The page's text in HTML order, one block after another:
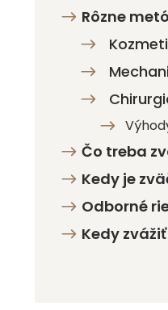
Rôzne
Čo treba
Kedy je
Odborné
Kedy